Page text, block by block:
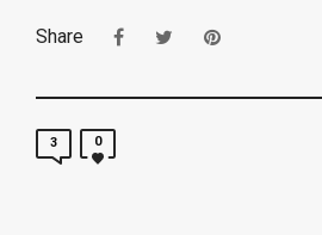
Share
3 0